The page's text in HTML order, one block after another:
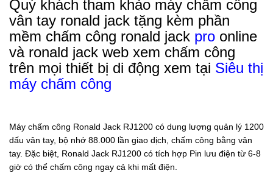
Quý khách tham khảo máy chấm công
vân tay ronald jack tặng kèm phần
mềm chấm công ronald jack pro online
và ronald jack web xem chấm công
trên mọi thiết bị di động xem tại Siêu thị
máy chấm công
Máy chấm công Ronald Jack RJ1200 có dung lượng quản lý 1200
dấu vân tay, bộ nhớ 88.000 lần giao dịch, chấm công bằng vân
tay. Đặc biệt, Ronald Jack RJ1200 có tích hợp Pin lưu điện từ 6-8
giờ có thể chấm công ngay cả khi mất điện.